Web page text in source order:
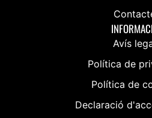
Avís
Política de
Política de
Declaració